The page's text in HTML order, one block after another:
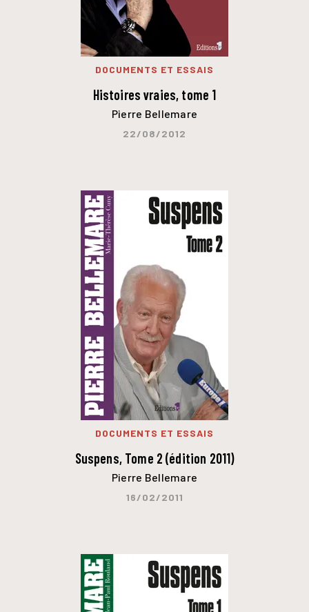
DOCUMENTS ET ESSAIS
Histoires vraies, tome 1
Pierre Bellemare
22/08/2012
DOCUMENTS ET ESSAIS
Suspens, Tome 2 (édition 2011)
Pierre Bellemare
16/02/2011